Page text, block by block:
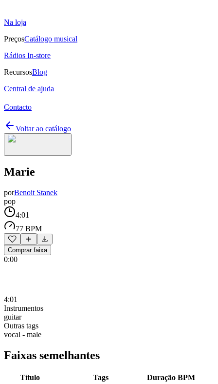
Na loja
PreçosCatálogo musical
Rádios In-store
RecursosBlog
Central de ajuda
Contacto
Voltar ao catálogo
Marie
porBenoit Stanek
pop
4:01
77 BPM
Comprar faixa
0:00
4:01
Instrumentos
guitar
Outras tags
vocal - male
Faixas semelhantes
Título Tags Duração BPM